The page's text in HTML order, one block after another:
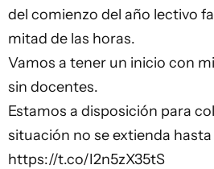
del comienzo del año lectivo
mitad de las horas.
Vamos a tener un inicio con
sin docentes.
Estamos a disposición para
situación no se extienda
https://t.co/I2n5zX35tS